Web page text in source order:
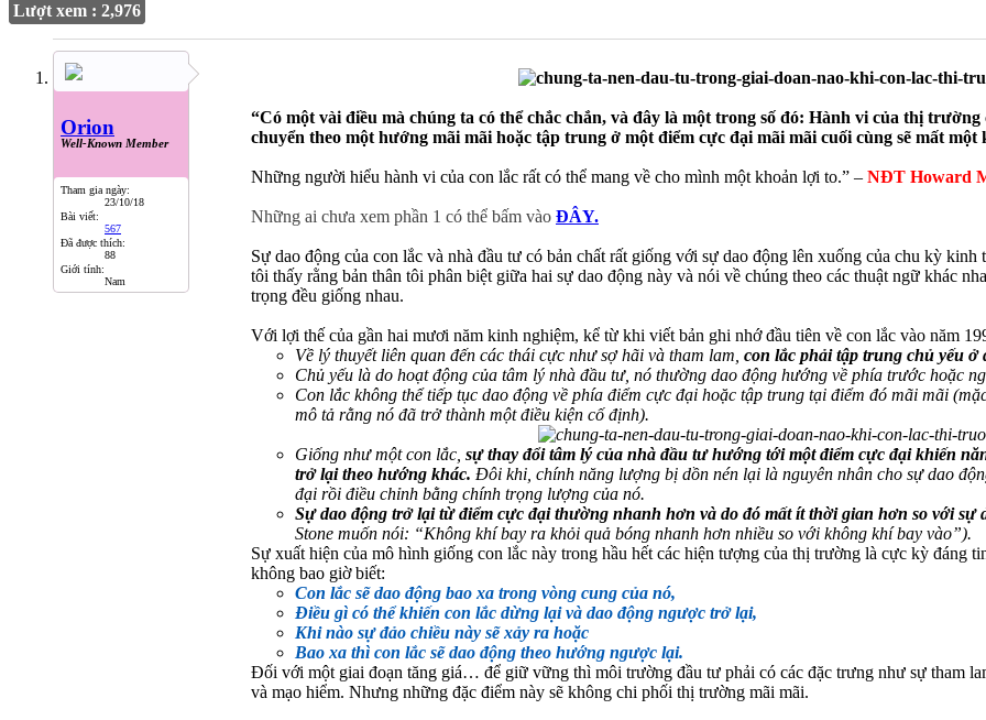
Lượt xem : 2,976
Orion
Well-Known Member
Tham gia ngày:
23/10/18
Bài viết:
567
Đã được thích:
88
Giới tính:
Nam
“Có một vài điều mà chúng ta có thể chắc chắn, và đây là một trong số đó: Hành vi của thị
chuyển theo một hướng mãi mãi hoặc tập trung ở một điểm cực đại mãi mãi cuối cùng sẽ mất một
Những người hiểu hành vi của con lắc rất có thể mang về cho mình một khoản lợi to.” – NĐT Howard
Những ai chưa xem phần 1 có thể bấm vào ĐÂY.
Sự dao động của con lắc và nhà đầu tư có bản chất rất giống với sự dao động lên xuống của chu kỳ
tôi thấy rằng bản thân tôi phân biệt giữa hai sự dao động này và nói về chúng theo các thuật ngữ khác
trọng đều giống nhau.
Với lợi thế của gần hai mươi năm kinh nghiệm, kể từ khi viết bản ghi nhớ đầu tiên về con lắc vào năm
Về lý thuyết liên quan đến các thái cực như sợ hãi và tham lam, con lắc phải tập trung chủ yếu ở
Chủ yếu là do hoạt động của tâm lý nhà đầu tư, nó thường dao động hướng về phía trước hoặc
Con lắc không thể tiếp tục dao động về phía điểm cực đại hoặc tập trung tại điểm đó mãi mãi
mô tả rằng nó đã trở thành một điều kiện cố định).
Giống như một con lắc, sự thay đổi tâm lý của nhà đầu tư hướng tới một điểm cực đại khiến
trở lại theo hướng khác. Đôi khi, chính năng lượng bị dồn nén lại là nguyên nhân cho sự dao
đại rồi điều chỉnh bằng chính trọng lượng của nó.
Sự dao động trở lại từ điểm cực đại thường nhanh hơn và do đó mất ít thời gian hơn so với sự
Stone muốn nói: “Không khí bay ra khỏi quả bóng nhanh hơn nhiều so với không khí bay vào”).
Sự xuất hiện của mô hình giống con lắc này trong hầu hết các hiện tượng của thị trường là cực kỳ đáng
không bao giờ biết:
Con lắc sẽ dao động bao xa trong vòng cung của nó,
Điều gì có thể khiến con lắc dừng lại và dao động ngược trở lại,
Khi nào sự đảo chiều này sẽ xảy ra hoặc
Bao xa thì con lắc sẽ dao động theo hướng ngược lại.
Đối với một giai đoạn tăng giá… để giữ vững thì môi trường đầu tư phải có các đặc trưng như sự tham
và mạo hiểm. Nhưng những đặc điểm này sẽ không chi phối thị trường mãi mãi.